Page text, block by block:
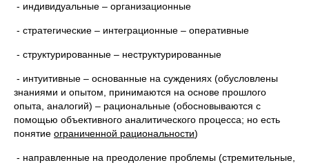
- индивидуальные – организационные
- стратегические – интеграционные – оперативные
- структурированные – неструктурированные
- интуитивные – основанные на суждениях (обусловлены
знаниями и опытом, принимаются на основе прошлого
опыта, аналогий) – рациональные (обосновываются с
помощью объективного аналитического процесса; но есть
понятие ограниченной рациональности)
- направленные на преодоление проблемы (стремительные,